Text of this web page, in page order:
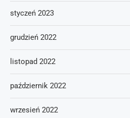
styczeń 2023
grudzień 2022
listopad 2022
październik 2022
wrzesień 2022